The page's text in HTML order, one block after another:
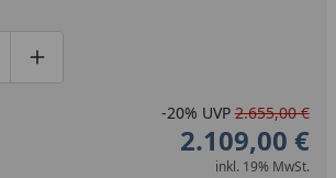
um eins verringern
manuell eingeben
Produktmenge um eins erhöhen
-20% UVP 2.655,00 €
2.109,00 €
inkl. 19% MwSt.